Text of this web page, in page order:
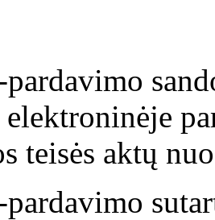
teisės aktų